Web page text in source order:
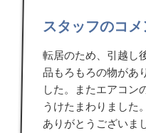
スタッフのコメ
転居のため、引越し
品もろもろの物があ
した。またエアコン
うけたまわりました
ありがとうございま